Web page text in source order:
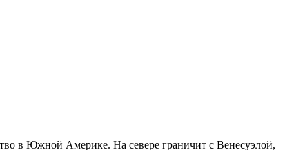
в Южной Америке. На севере граничит с Венесуэлой,